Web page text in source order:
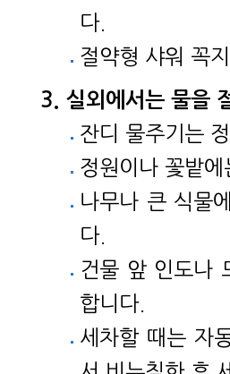
다.
절약형 샤워 꼭
실외에서는 물을
잔디 물주기는
정원이나 꽃밭
나무나 큰 식물
다.
건물 앞 인도나
합니다.
세차할 때는 자